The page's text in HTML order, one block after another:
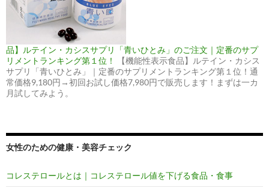
品】ルテイン・カシスサプリ「青いひとみ」のご注文｜定番のサプ
リメントランキング第１位！
【機能性表示食品】ルテイン・カシス
サプリ「青いひとみ」｜定番のサプリメントランキング第１位！通
常価格9,180円→初回お試し価格7,980円で販売します！まずは一カ
月試してみよう。
女性のための健康・美容チェック
コレステロールとは｜コレステロール値を下げる食品・食事